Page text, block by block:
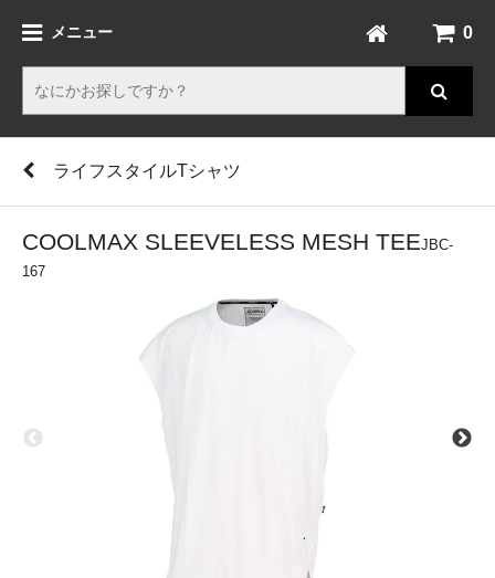
メニュー 0
ライフスタイルTシャツ
COOLMAX SLEEVELESS MESH TEEJBC-
167